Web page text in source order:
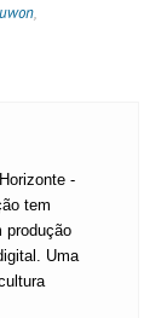
,
-
tem
produção
Uma